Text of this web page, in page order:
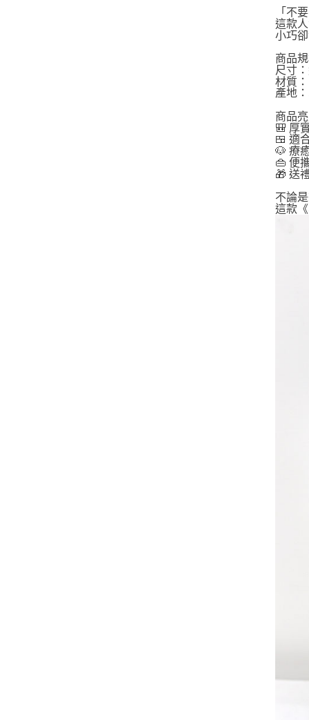
「不
這款
小巧
商品
尺寸
材質
產地
商品
🎒 厚
🍱 適
🐶 療
👜 便
🎁 送
不論
這款